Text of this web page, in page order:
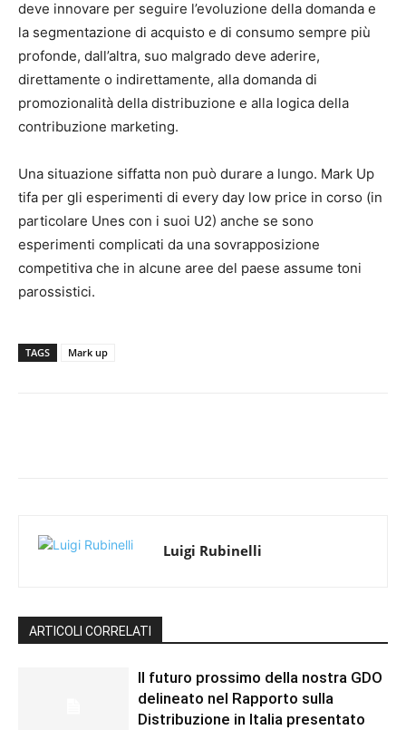
deve innovare per seguire l’evoluzione della domanda e
la segmentazione di acquisto e di consumo sempre più
profonde, dall’altra, suo malgrado deve aderire,
direttamente o indirettamente, alla domanda di
promozionalità della distribuzione e alla logica della
contribuzione marketing.
Una situazione siffatta non può durare a lungo. Mark Up
tifa per gli esperimenti di every day low price in corso (in
particolare Unes con i suoi U2) anche se sono
esperimenti complicati da una sovrapposizione
competitiva che in alcune aree del paese assume toni
parossistici.
TAGS Mark up
Luigi Rubinelli
ARTICOLI CORRELATI
Il futuro prossimo della nostra GDO
delineato nel Rapporto sulla
Distribuzione in Italia presentato